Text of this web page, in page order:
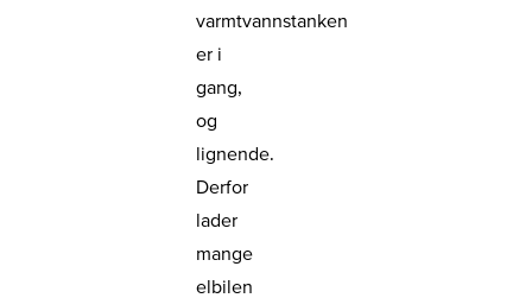
varmtvannstanken
er i
gang,
og
lignende.
Derfor
lader
mange
elbilen